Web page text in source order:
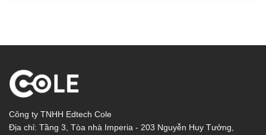
Công ty TNHH Edtech Cole
Địa chỉ: Tầng 3, Tòa nhà Imperia - 203 Nguyễn Huy Tưởng,